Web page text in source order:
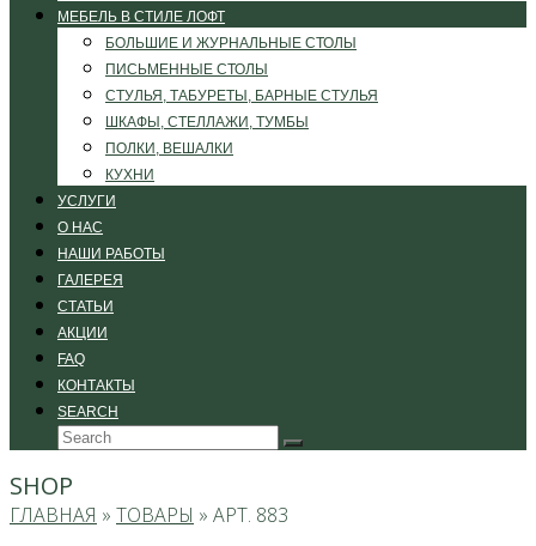
МЕБЕЛЬ В СТИЛЕ ЛОФТ
БОЛЬШИЕ И ЖУРНАЛЬНЫЕ СТОЛЫ
ПИСЬМЕННЫЕ СТОЛЫ
СТУЛЬЯ, ТАБУРЕТЫ, БАРНЫЕ СТУЛЬЯ
ШКАФЫ, СТЕЛЛАЖИ, ТУМБЫ
ПОЛКИ, ВЕШАЛКИ
КУХНИ
УСЛУГИ
О НАС
НАШИ РАБОТЫ
ГАЛЕРЕЯ
СТАТЬИ
АКЦИИ
FAQ
КОНТАКТЫ
SEARCH
Search
Submit
SHOP
ГЛАВНАЯ » ТОВАРЫ » АРТ. 883